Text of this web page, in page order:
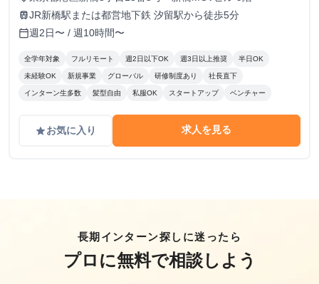
trainJR新橋駅または都営地下鉄 汐留駅から徒歩5分
calendar_today週2日〜 / 週10時間〜
全学年対象 フルリモート 週2日以下OK 週3日以上推奨 半日OK
未経験OK 新規事業 グローバル 研修制度あり 社長直下
インターン生多数 髪型自由 私服OK スタートアップ ベンチャー
gradeお気に入り 求人を見る
長期インターン探しに迷ったら
プロに無料で相談しよう